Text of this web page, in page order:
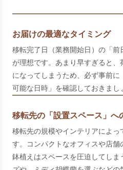
お届けの最適なタイミング
移転完了日（業務開始日）の「
が理想です。あまり早すぎると
になってしまうため、必ず事前に
可能な日時」を確認しておきまし
移転先の「設置スペース」へ
移転先の規模やインテリアによっ
す。コンパクトなオフィスや店舗
鉢植えはスペースを圧迫してしま